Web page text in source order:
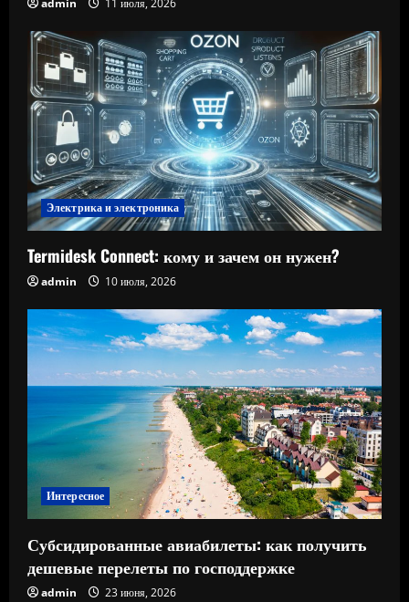
Электрика и электроника
Termidesk Connect: кому и зачем он нужен?
admin 10 июля, 2026
Интересное
Субсидированные авиабилеты: как получить
дешевые перелеты по господдержке
admin 23 июня, 2026